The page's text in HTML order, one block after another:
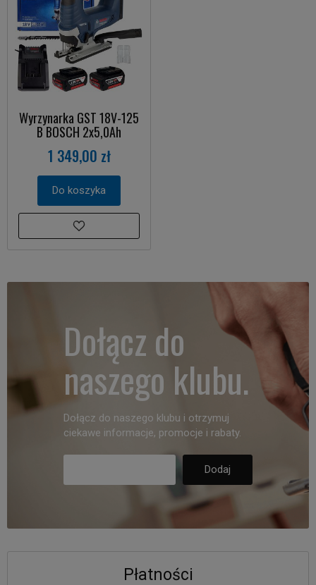
Wyrzynarka GST 18V-125
B BOSCH 2x5,0Ah
1 349,00 zł
Do koszyka
Dołącz do
naszego klubu.
Dołącz do naszego klubu i otrzymuj
ciekawe informacje, promocje i rabaty.
Płatności